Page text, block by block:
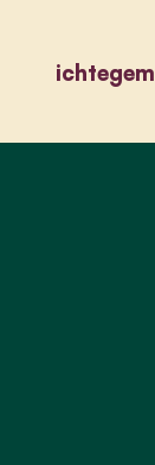
ichtegem